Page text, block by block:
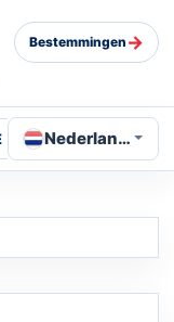
Bestemmingen →
Nederlands